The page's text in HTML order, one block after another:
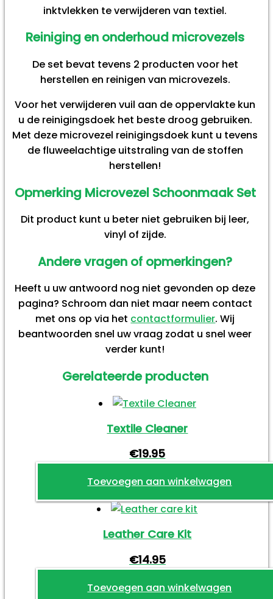
inktvlekken te verwijderen van textiel.
Reiniging en onderhoud microvezels
De set bevat tevens 2 producten voor het
herstellen en reinigen van microvezels.
Voor het verwijderen vuil aan de oppervlakte kun
u de reinigingsdoek het beste droog gebruiken.
Met deze microvezel reinigingsdoek kunt u tevens
de fluweelachtige uitstraling van de stoffen
herstellen!
Opmerking Microvezel Schoonmaak Set
Dit product kunt u beter niet gebruiken bij leer,
vinyl of zijde.
Andere vragen of opmerkingen?
Heeft u uw antwoord nog niet gevonden op deze
pagina? Schroom dan niet maar neem contact
met ons op via het contactformulier. Wij
beantwoorden snel uw vraag zodat u snel weer
verder kunt!
Gerelateerde producten
Textile Cleaner
€19.95
Toevoegen aan winkelwagen
Leather Care Kit
€14.95
Toevoegen aan winkelwagen